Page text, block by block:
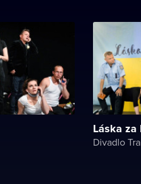
Láska za
Divadlo